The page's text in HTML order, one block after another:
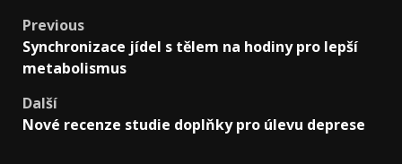
Post
navigation
Previous
Synchronizace jídel s tělem na hodiny pro lepší
metabolismus
Další
Nové recenze studie doplňky pro úlevu deprese